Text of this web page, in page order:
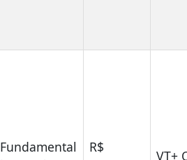
Fundamental
R$
VT+